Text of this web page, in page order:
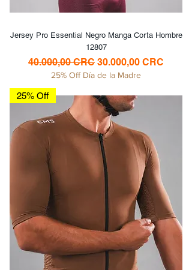
Jersey Pro Essential Negro Manga Corta Hombre
12807
Precio
40.000,00 CRC Precio de oferta
30.000,00 CRC
25% Off Día de la Madre
25% Off